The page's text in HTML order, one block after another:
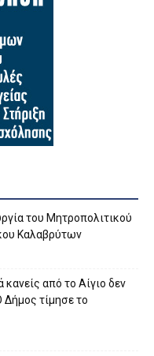
του Μητροπολιτικού
Καλαβρύτων
από το Αίγιο δεν
Δήμος τίμησε το